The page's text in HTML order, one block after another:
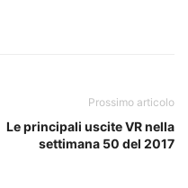
Prossimo articolo
Le principali uscite VR nella
settimana 50 del 2017